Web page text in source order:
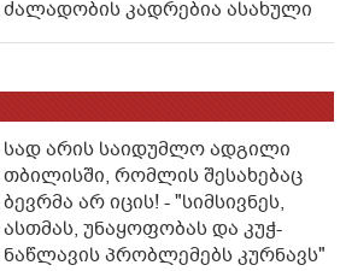
ძალადობის კადრებია ასახული
სად არის საიდუმლო ადგილი
თბილისში, რომლის შესახებაც
ბევრმა არ იცის! - "სიმსივნეს,
ასთმას, უნაყოფობას და კუჭ-
ნაწლავის პრობლემებს კურნავს"